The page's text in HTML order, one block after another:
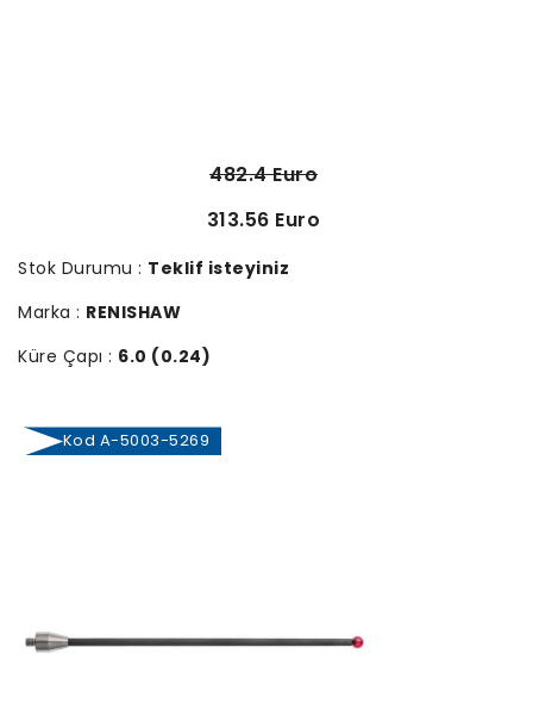
482.4 Euro
313.56 Euro
Stok Durumu : Teklif isteyiniz
Marka : RENISHAW
Küre Çapı : 6.0 (0.24)
Kod A-5003-5269